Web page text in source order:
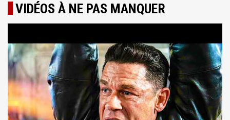
VIDÉOS À NE PAS MANQUER